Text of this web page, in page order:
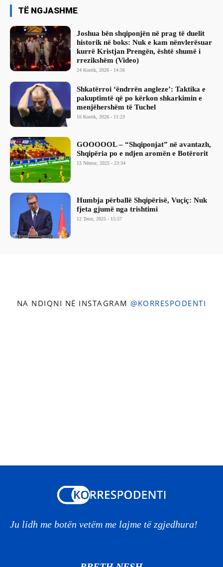
TË NGJASHME
Joshua bën shqiponjën në prag të duelit
historik në boks: Nuk e kam nënvlerësuar
kurrë Kristjan Prengën, është shumë i
rrezikshëm (Video)
24 Korrik, 2026 - 14:56
Shkatërroi ‘ëndrrën angleze’: Taktika e
pakuptimtë që po kërkon shkarkimin e
menjëhershëm të Tuchel
16 Korrik, 2026 - 11:23
GOOOOOL – “Shqiponjat” në avantazh,
Shqipëria po e ndjen aromën e Botërorit
13 Nëntor, 2025 - 23:34
Humbja përballë Shqipërisë, Vuçiç: Nuk
fjeta gjumë nga trishtimi
12 Tetor, 2025 - 15:57
NA NDIQNI NË INSTAGRAM @KORRESPODENTI
Ju lidh me botën vetëm me lajme të zgjedhura!